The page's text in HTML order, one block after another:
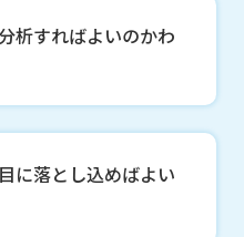
析すればよいのかわ
に落とし込めばよい